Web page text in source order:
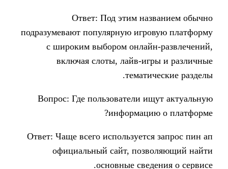
Ответ: Под этим
подразумевают популярную
с широким выбором
включая слоты, лайв-
Вопрос: Где пользователи
Ответ: Чаще всего
официальный сайт,
основные